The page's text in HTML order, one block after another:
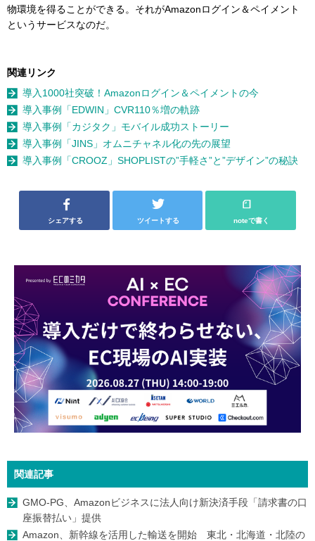
物環境を得ることができる。それがAmazonログイン＆ペイメント
というサービスなのだ。
関連リンク
導入1000社突破！Amazonログイン＆ペイメントの今
導入事例「EDWIN」CVR110％増の軌跡
導入事例「カジタク」モバイル成功ストーリー
導入事例「JINS」オムニチャネル化の先の展望
導入事例「CROOZ」SHOPLISTの”手軽さ”と”デザイン”の秘訣
シェアする ツイートする noteで書く
関連記事
GMO-PG、Amazonビジネスに法人向け新決済手段「請求書の口
座振替払い」提供
Amazon、新幹線を活用した輸送を開始 東北・北海道・北陸の